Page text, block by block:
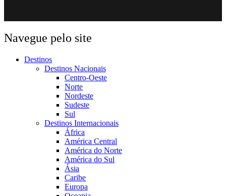
Navegue pelo site
Destinos
Destinos Nacionais
Centro-Oeste
Norte
Nordeste
Sudeste
Sul
Destinos Internacionais
África
América Central
América do Norte
América do Sul
Ásia
Caribe
Europa